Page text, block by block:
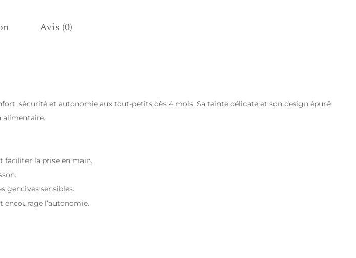
Avis (0)
sécurité et autonomie aux tout-petits dès 4 mois. Sa teinte délicate et son design épuré
alimentaire.
faciliter la prise en main.
gencives sensibles.
encourage l’autonomie.